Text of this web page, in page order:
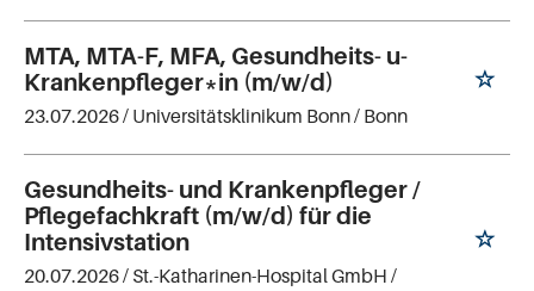
MTA, MTA-F, MFA, Gesundheits- u-
Krankenpfleger*in (m/w/d)
23.07.2026 / Universitätsklinikum Bonn/ Bonn
Gesundheits- und Krankenpfleger /
Pflegefachkraft (m/w/d) für die
Intensivstation
20.07.2026 / St.-Katharinen-Hospital GmbH /